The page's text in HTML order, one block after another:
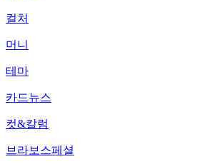
컬처
머니
테마
카드뉴스
컷&칼럼
브라보스페셜